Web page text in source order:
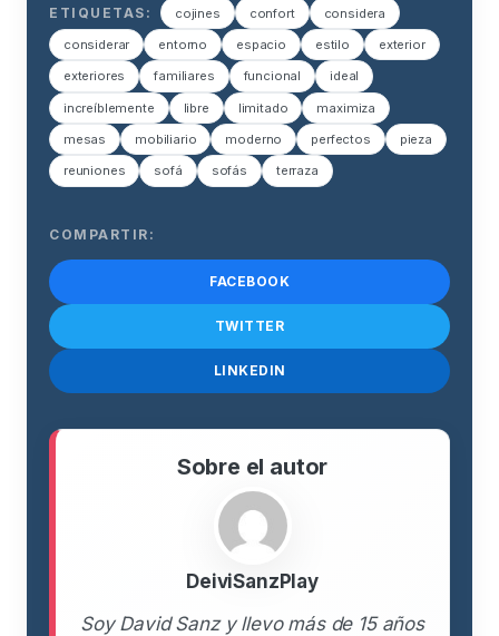
ETIQUETAS: cojines confort considera
considerar entorno espacio estilo exterior
exteriores familiares funcional ideal
increíblemente libre limitado maximiza
mesas mobiliario moderno perfectos pieza
reuniones sofá sofás terraza
COMPARTIR:
FACEBOOK
TWITTER
LINKEDIN
Sobre el autor
DeiviSanzPlay
Soy David Sanz y llevo más de 15 años